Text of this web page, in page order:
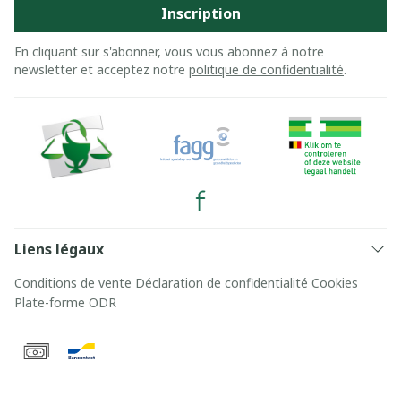
Inscription
En cliquant sur s'abonner, vous vous abonnez à notre
newsletter et acceptez notre politique de confidentialité.
Liens légaux
Conditions de vente Déclaration de confidentialité Cookies
Plate-forme ODR